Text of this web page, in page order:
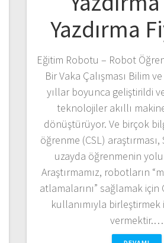
Yazdırma
Eğitim Robotu – Robot
Bir Vaka Çalışması Bilim
yıllar boyunca geliştirildi
teknolojiler akıllı
dönüştürüyor. Ve birçok
öğrenme (CSL) araştırması,
uzayda öğrenmenin
Araştırmamız, robotların
atlamalarını” sağlamak için
kullanımıyla
vermektir.…